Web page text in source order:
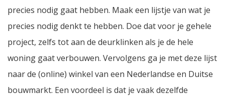
precies nodig gaat hebben. Maak een lijstje van wat je
precies nodig denkt te hebben. Doe dat voor je gehele
project, zelfs tot aan de deurklinken als je de hele
woning gaat verbouwen. Vervolgens ga je met deze lijst
naar de (online) winkel van een Nederlandse en Duitse
bouwmarkt. Een voordeel is dat je vaak dezelfde